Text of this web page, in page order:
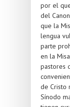
por el
del
que la
lengua
parte
en la
pastores
de Cristo
Sínodo